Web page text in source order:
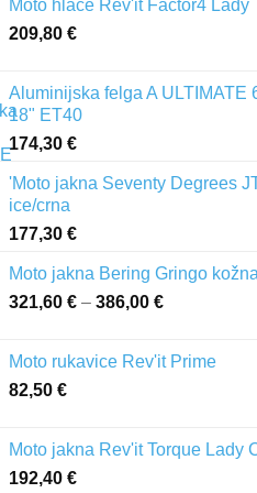
Moto hlače Rev'it Factor4 Lady
209,80 €
Aluminijska felga A ULTIMATE
18" ET40
174,30 €
'Moto jakna Seventy Degrees
ice/crna
177,30 €
Moto jakna Bering Gringo kožna
321,60 € – 386,00 €
321,60 €
Moto rukavice Rev'it Prime
82,50 €
Moto jakna Rev'it Torque Lady
192,40 €